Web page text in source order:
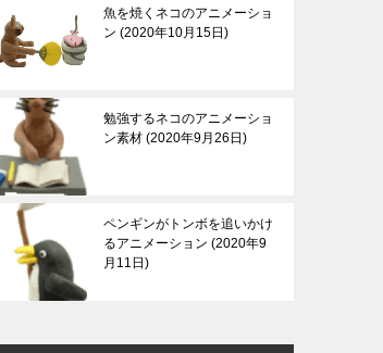
魚を焼くネコのアニメーショ
ン 2020年10月15日
勉強するネコのアニメーショ
ン素材 2020年9月26日
ペンギンがトンボを追いかけ
るアニメーション 2020年9
月11日